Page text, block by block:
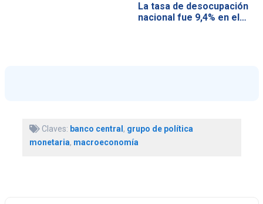
La tasa de desocupación
nacional fue 9,4% en el…
Claves: banco central, grupo de política
monetaria, macroeconomía